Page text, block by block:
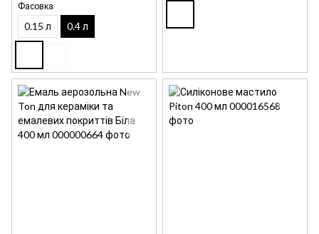
Фасовка
0.15 л 0.4 л